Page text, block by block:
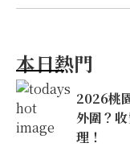
本日熱門
2026桃
外圍？
理！